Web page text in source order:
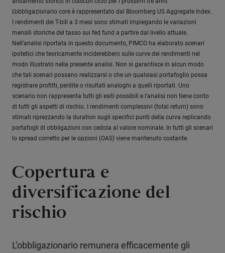
L’obbligazionario core è rappresentato dal Bloomberg US Aggregate Index.
I rendimenti dei T-bill a 3 mesi sono stimati impiegando le variazioni
mensili storiche del tasso sui fed fund a partire dal livello attuale.
Nell’analisi riportata in questo documento, PIMCO ha elaborato scenari
ipotetici che teoricamente inciderebbero sulle curve dei rendimenti nel
modo illustrato nella presente analisi. Non si garantisce in alcun modo
che tali scenari possano realizzarsi o che un qualsiasi portafoglio possa
registrare profitti, perdite o risultati analoghi a quelli riportati. Uno
scenario non rappresenta tutti gli esiti possibili e l’analisi non tiene conto
di tutti gli aspetti di rischio. I rendimenti complessivi (total return) sono
stimati riprezzando la duration sugli specifici punti della curva replicando
portafogli di obbligazioni con cedola al valore nominale. In tutti gli scenari
lo spread corretto per le opzioni (OAS) viene mantenuto costante.
Copertura e
diversificazione del
rischio
L’obbligazionario remunera efficacemente gli